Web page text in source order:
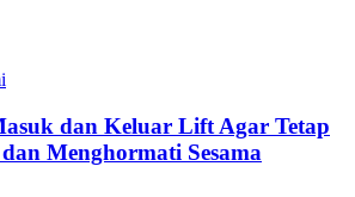
dan Keluar Lift Agar Tetap
Menghormati Sesama